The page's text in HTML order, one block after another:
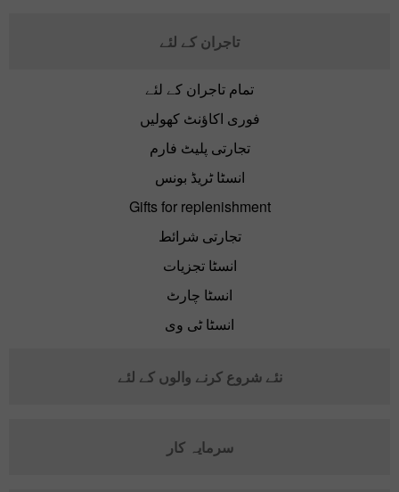
تاجران کے لئے
تمام تاجران کے لئے
فوری اکاؤنٹ کھولیں
تجارتی پلیٹ فارم
انسٹا ٹریڈ بونس
Gifts for replenishment
تجارتی شرائط
انسٹا تجزیات
انسٹا چارٹ
انسٹا ٹی وی
نئے شروع کرنے والوں کے لئے
سرمایہ کار